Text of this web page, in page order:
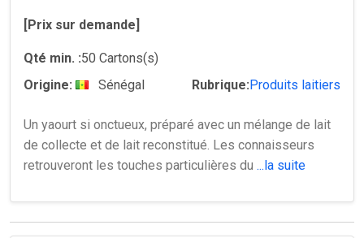
[Prix sur demande]
Qté min. :50 Cartons(s)
Origine:
Sénégal Rubrique:Produits laitiers
Un yaourt si onctueux, préparé avec un mélange de lait
de collecte et de lait reconstitué. Les connaisseurs
retrouveront les touches particulières du ...la suite